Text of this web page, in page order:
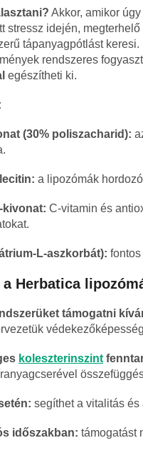
Akkor, amikor
stressz idején,
tápanyagpótlást keresi.
rendszeres
egészítheti ki.
(30% poliszacharid):
a lipozómák
-kivonat: C-vitamin és
L-aszkorbát):
Herbatica
támogatni
koleszterinszint
segíthet a vitalitás
időszakban: támogatást